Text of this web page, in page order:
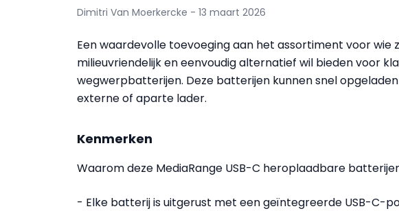
Dimitri Van Moerkercke - 13 maart 2026
Een waardevolle toevoeging aan het assortiment voor wie
milieuvriendelijk en eenvoudig alternatief wil bieden voor
wegwerpbatterijen. Deze batterijen kunnen snel
externe of aparte lader.
Kenmerken
Waarom deze MediaRange USB-C heroplaadbare
- Elke batterij is uitgerust met een geïntegreerde USB-C-